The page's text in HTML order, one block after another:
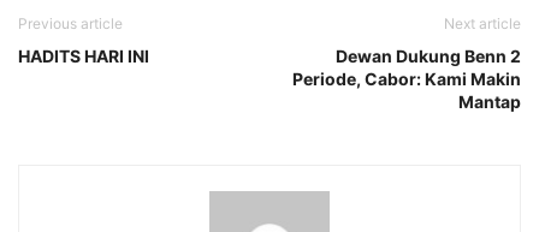
Previous article
HADITS HARI INI
Next article
Dewan Dukung Benn 2
Periode, Cabor: Kami Makin
Mantap